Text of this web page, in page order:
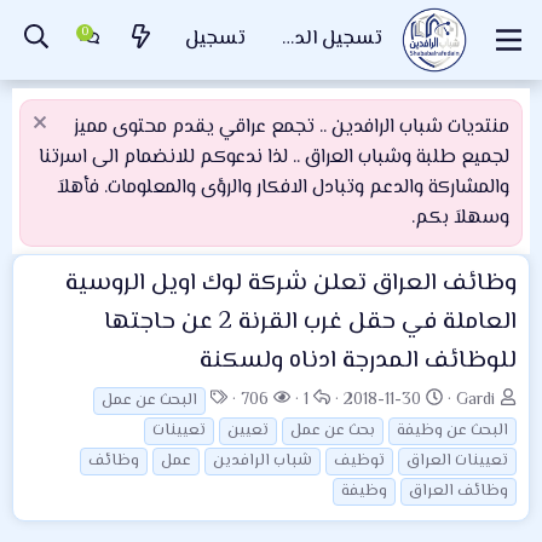
تسجيل الدخول تسجيل
منتديات شباب الرافدين .. تجمع عراقي يقدم محتوى مميز
لجميع طلبة وشباب العراق .. لذا ندعوكم للانضمام الى اسرتنا
والمشاركة والدعم وتبادل الافكار والرؤى والمعلومات. فأهلاَ
وسهلاَ بكم.
وظائف العراق تعلن شركة لوك اويل الروسية
العاملة في حقل غرب القرنة 2 عن حاجتها
للوظائف المدرجة ادناه ولسكنة
ب
ا
د
ئ
ا
Gardi
ت
ا
ر
ي
خ
2018-11-30
ا
ل
ر
د
1
ا
ل
م
ش
706
ا
ل
و
س
البحث عن عمل
البحث عن وظيفة
بحث عن عمل تعيين
تعيينات
تعيينات العراق
توظيف شباب الرافدين عمل
وظائف
وظائف العراق
وظيفة